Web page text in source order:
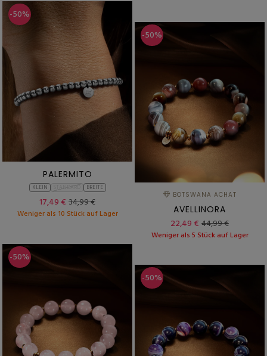
-50%
PALERMITO
KLEIN BREITE
17,49 € 34,99 €
Weniger als 10 Stück auf Lager
-50%
BOTSWANA ACHAT
AVELLINORA
22,49 € 44,99 €
Weniger als 5 Stück auf Lager
-50%
-50%